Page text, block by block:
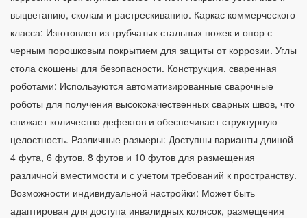
выцветанию, сколам и растрескиванию. Каркас коммерческого
класса: Изготовлен из трубчатых стальных ножек и опор с
черным порошковым покрытием для защиты от коррозии. Углы
стола скошены для безопасности. Конструкция, сваренная
роботами: Используются автоматизированные сварочные
роботы для получения высококачественных сварных швов, что
снижает количество дефектов и обеспечивает структурную
целостность. Различные размеры: Доступны варианты длиной
4 фута, 6 футов, 8 футов и 10 футов для размещения
различной вместимости и с учетом требований к пространству.
Возможности индивидуальной настройки: Может быть
адаптирован для доступа инвалидных колясок, размещения